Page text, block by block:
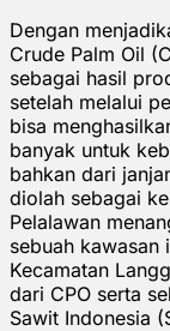
Dengan
Crude Palm Oil
sebagai hasil
setelah melalui
bisa
banyak untuk
bahkan dari
diolah sebagai
Pelalawan
sebuah
Kecamatan
dari CPO serta
Sawit Indonesia